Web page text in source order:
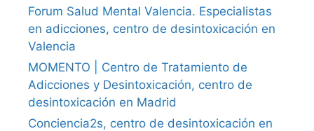
Forum Salud Mental Valencia. Especialistas
en adicciones, centro de desintoxicación en
Valencia
MOMENTO | Centro de Tratamiento de
Adicciones y Desintoxicación, centro de
desintoxicación en Madrid
Conciencia2s, centro de desintoxicación en